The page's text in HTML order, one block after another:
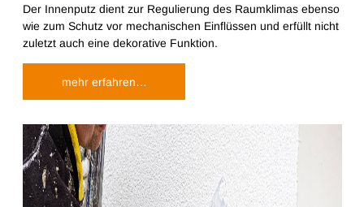
Der Innenputz dient zur Regulierung des Raumklimas ebenso
wie zum Schutz vor mechanischen Einflüssen und erfüllt nicht
zuletzt auch eine dekorative Funktion.
mehr erfahren…